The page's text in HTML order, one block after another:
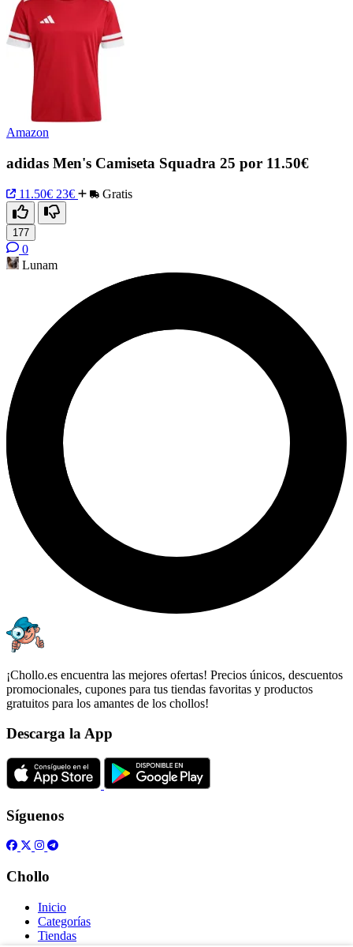
Amazon
adidas Men's Camiseta Squadra 25 por 11.50€
11.50€ 23€ Gratis
177
0
Lunam
¡Chollo.es encuentra las mejores ofertas! Precios únicos, descuentos
promocionales, cupones para tus tiendas favoritas y productos
gratuitos para los amantes de los chollos!
Descarga la App
Síguenos
Chollo
Inicio
Categorías
Tiendas